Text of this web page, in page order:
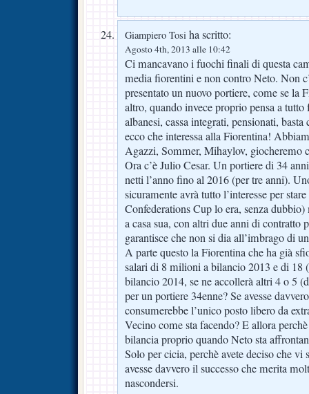
Giampiero Tosi ha scritto:
Agosto 4th, 2013 alle 10:42
Ci mancavano i fuochi finali di questa
media fiorentini e non contro Neto. Non
presentato un nuovo portiere, come se la
altro, quando invece proprio pensa a
albanesi, cassa integrati, pensionati,
ecco che interessa alla Fiorentina!
Agazzi, Sommer, Mihaylov, giocheremo
Ora c’è Julio Cesar. Un portiere di 34
netti l’anno fino al 2016 (per tre anni).
sicuramente avrà tutto l’interesse per
Confederations Cup lo era, senza
a casa sua, con altri due anni di contratto
garantisce che non si dia all’imbrago di
A parte questo la Fiorentina che ha già
salari di 8 milioni a bilancio 2013 e di 18
bilancio 2014, se ne accollerà altri 4 o 5
per un portiere 34enne? Se avesse
consumerebbe l’unico posto libero da
Vecino come sta facendo? E allora
bilancia proprio quando Neto sta
Solo per cicia, perchè avete deciso che vi
avesse davvero il successo che merita
nascondersi.